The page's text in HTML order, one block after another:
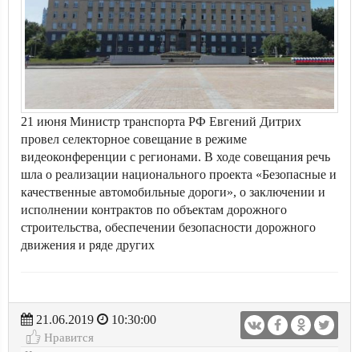
21 июня Министр транспорта РФ Евгений Дитрих
провел селекторное совещание в режиме
видеоконференции с регионами. В ходе совещания речь
шла о реализации национального проекта «Безопасные и
качественные автомобильные дороги», о заключении и
исполнении контрактов по объектам дорожного
строительства, обеспечении безопасности дорожного
движения и ряде других
21.06.2019
10:30:00
Нравится